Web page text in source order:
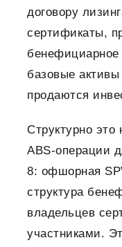
договору
сертификаты,
бенефициарное
базовые
продаются
Структурно это
ABS-операции
8: офшорная
структура
владельцев
участниками.